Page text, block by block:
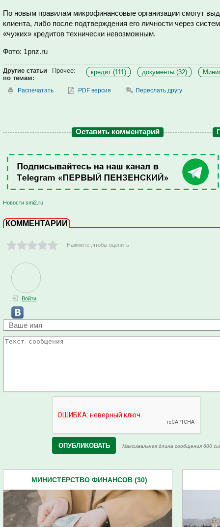
По новым правилам микрофинансовые организации смогут
клиента, либо после подтверждения его личности через
«чужих» кредитов технически невозможным.
Фото: 1pnz.ru
Другие статьи
по темам:
Прочее: кредит (111) документы (32)
Распечатать PDF версия Переслать другу
Оставить комментарий
Новости smi2.ru
КОММЕНТАРИИ
- Нажмите ,чтобы оценить
Войти
Максимальная длина сообщения 600
МИНИСТЕРСТВО ФИНАНСОВ (30)